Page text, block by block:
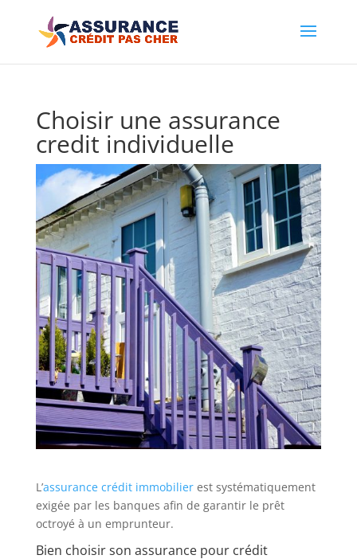
Choisir une assurance
credit individuelle
L’assurance crédit immobilierest systématiquement
exigée par les banques afin de garantir le prêt
octroyé à un emprunteur.
Bien choisir son assurance pour crédit